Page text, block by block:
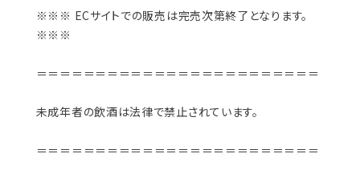
※※※ ECサイトでの販売は完売次第終了となります。
※※※
＝＝＝＝＝＝＝＝＝＝＝＝＝＝＝＝＝＝＝＝＝＝＝＝
未成年者の飲酒は法律で禁止されています。
＝＝＝＝＝＝＝＝＝＝＝＝＝＝＝＝＝＝＝＝＝＝＝＝